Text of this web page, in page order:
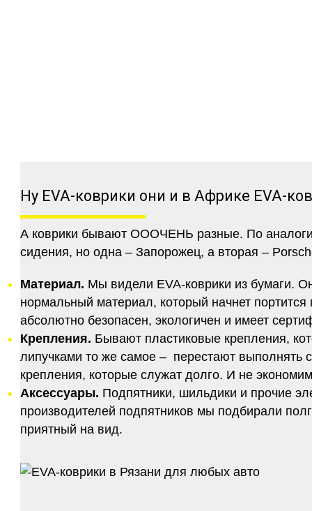
Ну EVA-коврики они и в Африке EVA-
А коврики бывают ОООЧЕНЬ разные. По
сидения, но одна – Запорожец, а вторая –
Материал. Мы видели EVA-коврики из бумаги.
нормальный материал, который начнет
абсолютно безопасен, экологичен и имеет
Крепления. Бывают пластиковые крепления,
липучками то же самое – перестают
крепления, которые служат долго. И не
Аксессуары. Подпятники, шильдики и прочие
производителей подпятников мы подбирали
приятный на вид.